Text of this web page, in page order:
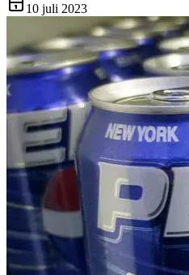
10 juli 2023